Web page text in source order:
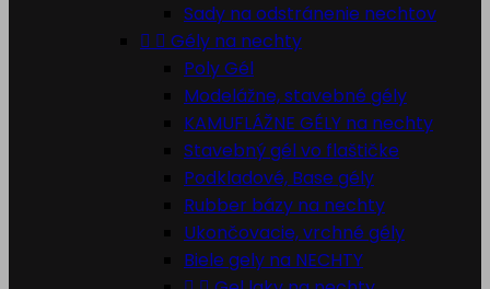
Sady na odstránenie nechtov
  Gély na nechty
Poly Gél
Modelážne, stavebné gély
KAMUFLÁŽNE GÉLY na nechty
Stavebný gél vo flaštičke
Podkladové, Base gély
Rubber bázy na nechty
Ukončovacie, vrchné gély
Biele gely na NECHTY